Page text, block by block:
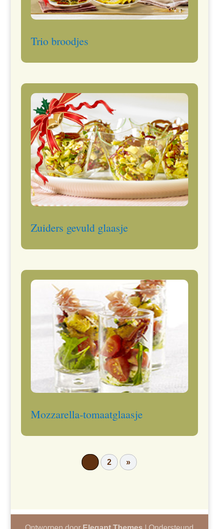
Trio broodjes
Zuiders gevuld glaasje
Mozzarella-tomaatglaasje
2 »